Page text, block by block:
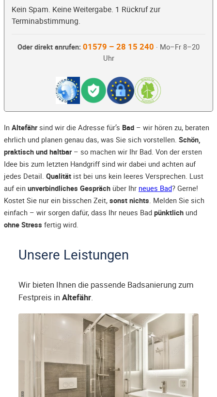
Kein Spam. Keine Weitergabe. 1 Rückruf zur
Terminabstimmung.
Oder direkt anrufen: 01579 – 28 15 240 · Mo–Fr 8–20
Uhr
In Altefährsind wir die Adresse für’s Bad – wir hören zu, beraten
ehrlich und planen genau das, was Sie sich vorstellen. Schön,
praktisch und haltbar– so machen wir Ihr Bad. Von der ersten
Idee bis zum letzten Handgriff sind wir dabei und achten auf
jedes Detail. Qualität ist bei uns kein leeres Versprechen. Lust
auf ein unverbindliches Gespräch über Ihr neues Bad? Gerne!
Kostet Sie nur ein bisschen Zeit, sonst nichts. Melden Sie sich
einfach – wir sorgen dafür, dass Ihr neues Bad pünktlich und
ohne Stress fertig wird.
Unsere Leistungen
Wir bieten Ihnen die passende Badsanierung zum
Festpreis in Altefähr.